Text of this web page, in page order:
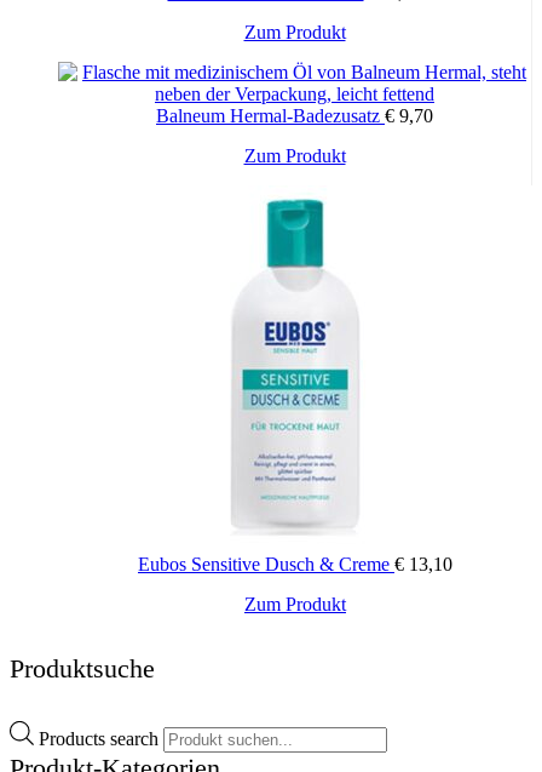
Zum Produkt
Balneum Hermal-Badezusatz € 9,70
Zum Produkt
Eubos Sensitive Dusch & Creme € 13,10
Zum Produkt
Produktsuche
Products search